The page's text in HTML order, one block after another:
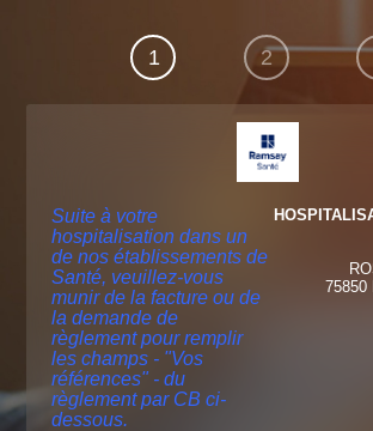
1 2
Suite à votre
hospitalisation dans un
de nos établissements de
Santé, veuillez-vous
munir de la facture ou de
la demande de
règlement pour remplir
les champs - "Vos
références" - du
règlement par CB ci-
dessous.
75850